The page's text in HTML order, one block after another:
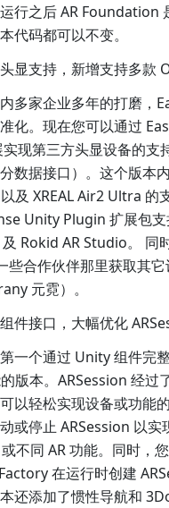
行之后 AR Foundation
代码都可以不变。
显支持，新增支持多款
多家企业多年的打磨，
化。现在您可以通过
现第三方头显设备的支
数据接口）。这个版本
及 XREAL Air2 Ultra 的
Unity Plugin 扩展包
Rokid AR Studio。 同
些合作伙伴那里获取其
元霓）。
件接口，大幅优化
一个通过 Unity 组件完
版本。ARSession 经过
以轻松实现设备或功能
或停止 ARSession 以实
不同 AR 功能。同时，
在运行时创建
还添加了惯性导航和